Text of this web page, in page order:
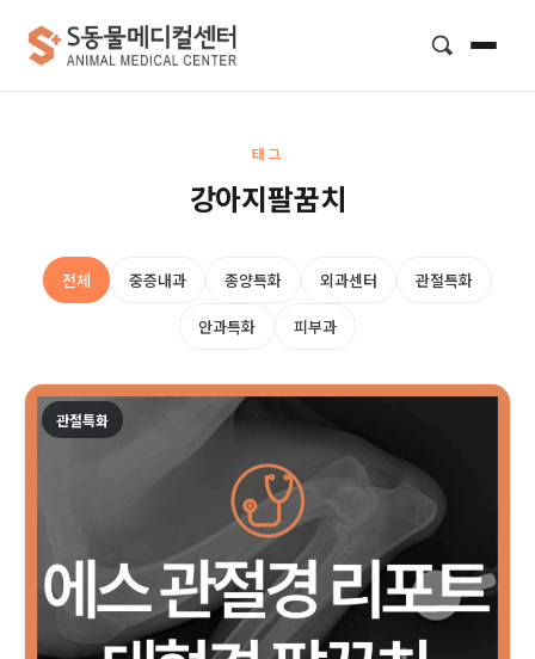
태그
강아지팔꿈치
전체 중증내과 종양특화 외과센터 관절특화
안과특화 피부과
관절특화